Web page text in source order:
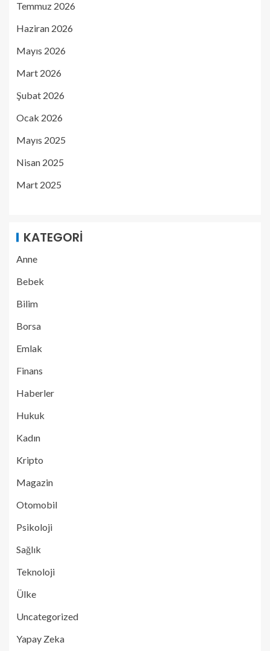
Temmuz 2026
Haziran 2026
Mayıs 2026
Mart 2026
Şubat 2026
Ocak 2026
Mayıs 2025
Nisan 2025
Mart 2025
KATEGORI
Anne
Bebek
Bilim
Borsa
Emlak
Finans
Haberler
Hukuk
Kadın
Kripto
Magazin
Otomobil
Psikoloji
Sağlık
Teknoloji
Ülke
Uncategorized
Yapay Zeka